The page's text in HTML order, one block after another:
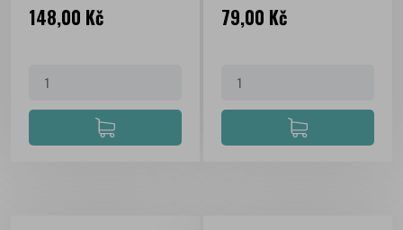
Cena
148,00 Kč Cena
79,00 Kč